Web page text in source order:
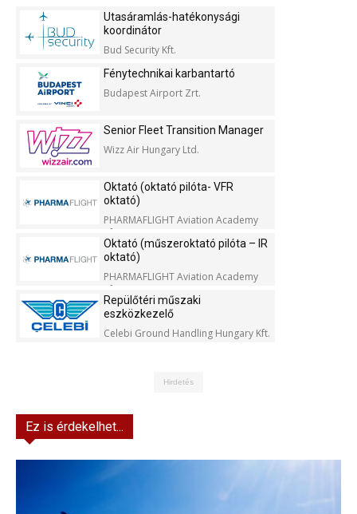
Utasáramlás-hatékonysági
koordinátor
Bud Security Kft.
Fénytechnikai karbantartó
Budapest Airport Zrt.
Senior Fleet Transition Manager
Wizz Air Hungary Ltd.
Oktató (oktató pilóta- VFR
oktató)
PHARMAFLIGHT Aviation Academy
Kft.
Oktató (műszeroktató pilóta – IR
oktató)
PHARMAFLIGHT Aviation Academy
Kft.
Repülőtéri műszaki
eszközkezelő
Celebi Ground Handling Hungary Kft.
Hirdetés
Ez is érdekelhet...